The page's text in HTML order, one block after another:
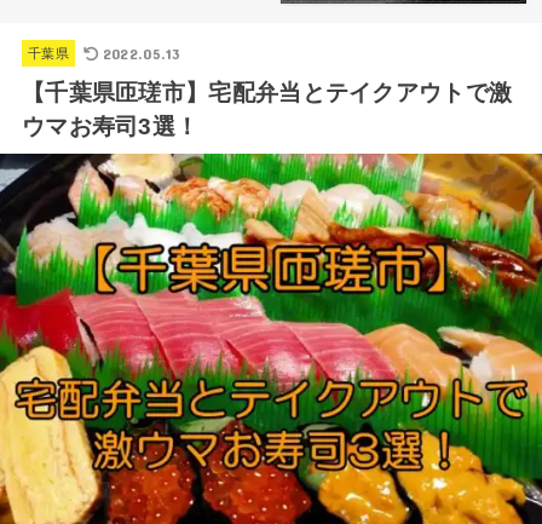
千葉県 2022.05.13
【千葉県匝瑳市】宅配弁当とテイクアウトで激
ウマお寿司3選！